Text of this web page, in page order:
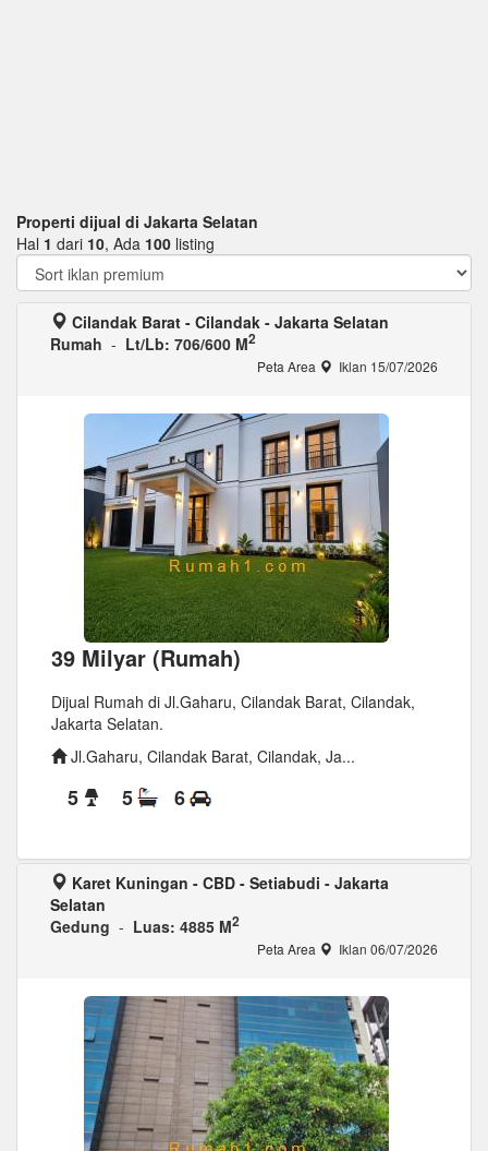
Properti dijual di Jakarta Selatan
Hal 1 dari 10, Ada 100 listing
Cilandak Barat - Cilandak - Jakarta Selatan
Rumah - Lt/Lb: 706/600 M2
Peta Area Iklan 15/07/2026
39 Milyar (Rumah)
Dijual Rumah di Jl.Gaharu, Cilandak Barat, Cilandak,
Jakarta Selatan.
Jl.Gaharu, Cilandak Barat, Cilandak, Ja...
5 5 6
Karet Kuningan - CBD - Setiabudi - Jakarta
Selatan
Gedung - Luas: 4885 M2
Peta Area Iklan 06/07/2026